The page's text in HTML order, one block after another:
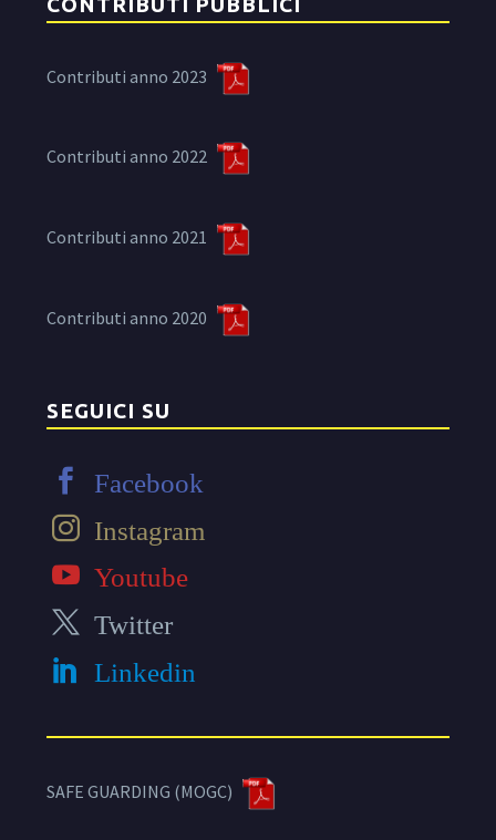
Contributi anno 2023
Contributi anno 2022
Contributi anno 2021
Contributi anno 2020
SEGUICI SU
Facebook
Instagram
Youtube
Twitter
Linkedin
SAFE GUARDING (MOGC)